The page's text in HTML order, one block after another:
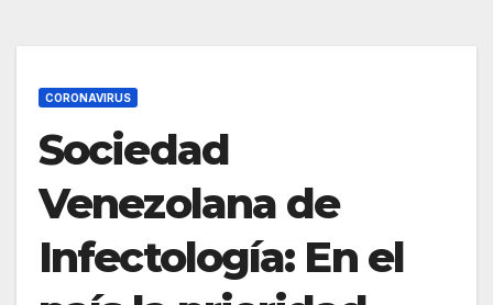
CORONAVIRUS
Sociedad
Venezolana de
Infectología: En el